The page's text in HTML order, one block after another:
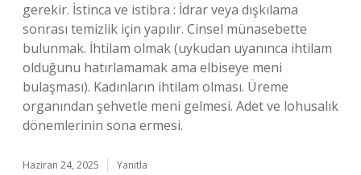
gerekir. İstinca ve istibra : İdrar veya dışkılama
sonrası temizlik için yapılır. Cinsel münasebette
bulunmak. İhtilam olmak (uykudan uyanınca ihtilam
olduğunu hatırlamamak ama elbiseye meni
bulaşması). Kadınların ihtilam olması. Üreme
organından şehvetle meni gelmesi. Adet ve lohusalık
dönemlerinin sona ermesi.
Haziran 24, 2025 Yanıtla